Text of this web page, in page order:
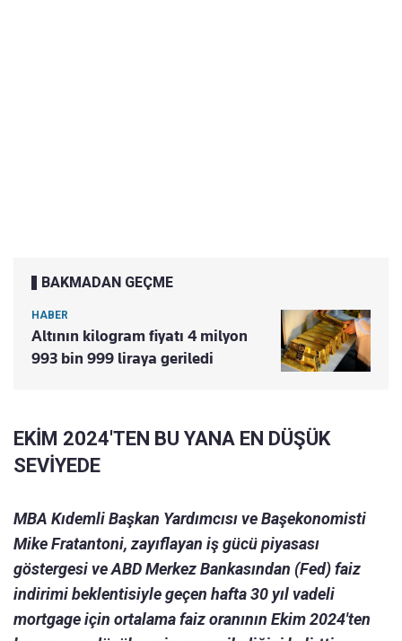
BAKMADAN GEÇME
HABER
Altının kilogram fiyatı 4 milyon
993 bin 999 liraya geriledi
EKİM 2024'TEN BU YANA EN DÜŞÜK
SEVİYEDE
MBA Kıdemli Başkan Yardımcısı ve Başekonomisti
Mike Fratantoni, zayıflayan iş gücü piyasası
göstergesi ve ABD Merkez Bankasından (Fed) faiz
indirimi beklentisiyle geçen hafta 30 yıl vadeli
mortgage için ortalama faiz oranının Ekim 2024'ten